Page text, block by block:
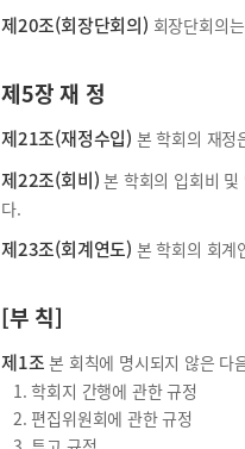
제20조(회장단회의) 회장단회의
제5장 재 정
제21조(재정수입) 본 학회의 재정
제22조(회비) 본 학회의 입회비 및
다.
제23조(회계연도) 본 학회의 회계
[부 칙]
제1조 본 회칙에 명시되지 않은 다
1. 학회지 간행에 관한 규정
2. 편집위원회에 관한 규정